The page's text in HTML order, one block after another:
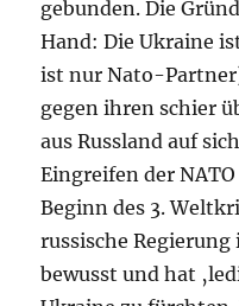
gebunden. Die
Hand: Die Ukraine
ist nur Nato-
gegen ihren schier
aus Russland auf
Eingreifen der
Beginn des 3.
russische Regierung
bewusst und hat